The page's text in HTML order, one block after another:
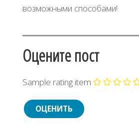
возможными способами!
Оцените пост
Sample rating item